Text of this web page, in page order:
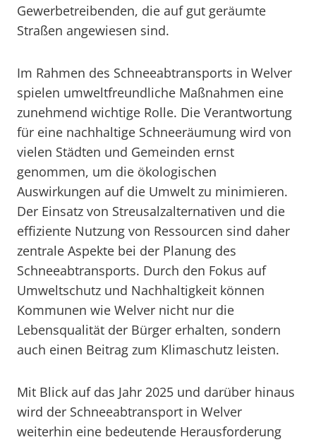
Gewerbetreibenden, die auf gut geräumte
Straßen angewiesen sind.
Im Rahmen des Schneeabtransports in Welver
spielen umweltfreundliche Maßnahmen eine
zunehmend wichtige Rolle. Die Verantwortung
für eine nachhaltige Schneeräumung wird von
vielen Städten und Gemeinden ernst
genommen, um die ökologischen
Auswirkungen auf die Umwelt zu minimieren.
Der Einsatz von Streusalzalternativen und die
effiziente Nutzung von Ressourcen sind daher
zentrale Aspekte bei der Planung des
Schneeabtransports. Durch den Fokus auf
Umweltschutz und Nachhaltigkeit können
Kommunen wie Welver nicht nur die
Lebensqualität der Bürger erhalten, sondern
auch einen Beitrag zum Klimaschutz leisten.
Mit Blick auf das Jahr 2025 und darüber hinaus
wird der Schneeabtransport in Welver
weiterhin eine bedeutende Herausforderung